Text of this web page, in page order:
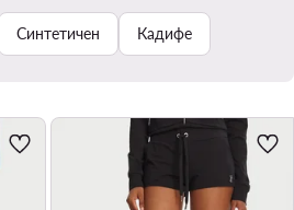
Синтетичен Кадифе